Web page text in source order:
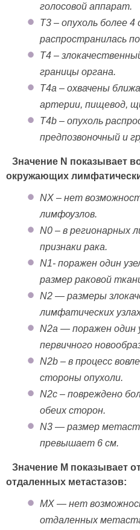
голосовой аппарат.
T3 – опухоль более
распространилась
T4 –
границы органа.
T4a – охвачены
артерии, пищевод,
T4b – опухоль
предпозвоночный и
Значение N показывает
окружающих
NX – нет
лимфоузлов.
N0 – в регионарных
признаки рака.
N1- поражен один
размер раковой
N2 — размеры
лимфатических
N2a — поражен один
первичного
N2b – в процесс
стороны опухоли.
N2c – повреждено
обеих сторон.
N3 — размер
превышает 6 см.
Значение M показывает
отдаленных метастазов:
MX — нет
отдаленных